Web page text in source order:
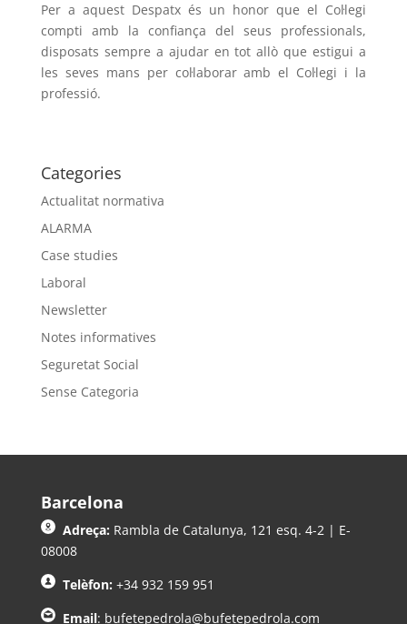
Per a aquest Despatx és un honor que el Col·legi
compti amb la confiança del seus professionals,
disposats sempre a ajudar en tot allò que estigui a
les seves mans per col·laborar amb el Col·legi i la
professió.
Categories
Actualitat normativa
ALARMA
Case studies
Laboral
Newsletter
Notes informatives
Seguretat Social
Sense Categoria
Barcelona
Adreça: Rambla de Catalunya, 121 esq. 4-2 | E-
08008
Telèfon: +34 932 159 951
Email: bufetepedrola@bufetepedrola.com